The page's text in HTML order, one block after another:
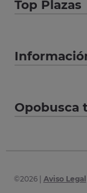
Top Plazas
Opobusca
©2026| Aviso Legal